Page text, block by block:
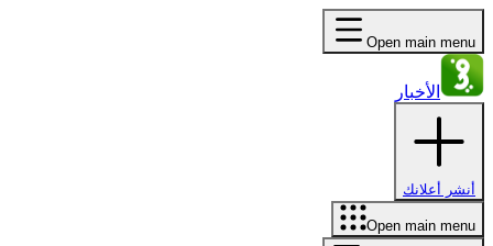
Open main menu
الأخبار
أنشر أعلانك
Open main menu